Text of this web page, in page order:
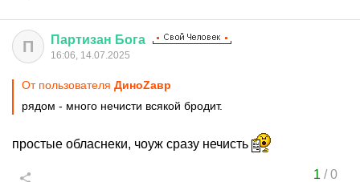
П Партизан Бога
16:06, 14.07.2025
От пользователя ДиноZавp
рядом - много нечисти всякой бродит.
простые обласнеки, чоуж сразу нечисть
1 /0